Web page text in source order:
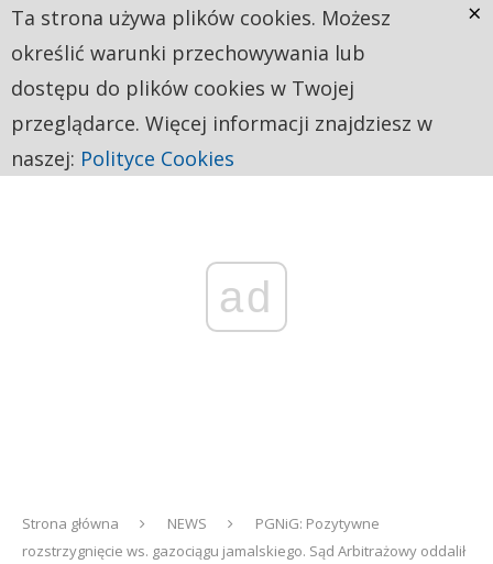
ad
Strona główna NEWS
PGNiG: Pozytywne
rozstrzygnięcie ws. gazociągu jamalskiego. Sąd Arbitrażowy oddalił
Ta strona używa plików cookies. Możesz
określić warunki przechowywania lub
dostępu do plików cookies w Twojej
przeglądarce. Więcej informacji znajdziesz w
naszej: Polityce Cookies
×